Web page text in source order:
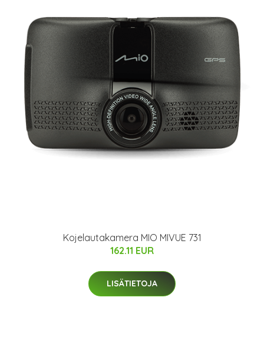
Kojelautakamera MIO MIVUE 731
162.11 EUR
LISÄTIETOJA